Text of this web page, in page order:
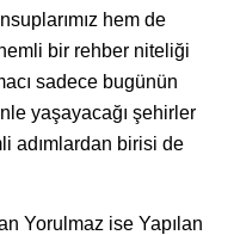
hem de
bir rehber niteliği
sadece bugünün
yaşayacağı şehirler
adımlardan birisi de
Yorulmaz ise Yapılan